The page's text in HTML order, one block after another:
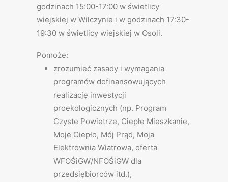
godzinach 15:00-17:00 w świetlicy
wiejskiej w Wilczynie i w godzinach 17:30-
19:30 w świetlicy wiejskiej w Osoli.
Pomoże:
zrozumieć zasady i wymagania
programów dofinansowujących
realizację inwestycji
proekologicznych (np. Program
Czyste Powietrze, Ciepłe Mieszkanie,
Moje Ciepło, Mój Prąd, Moja
Elektrownia Wiatrowa, oferta
WFOŚiGW/NFOŚiGW dla
przedsiębiorców itd.),